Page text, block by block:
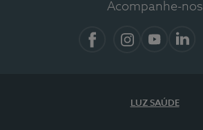
Acompanhe-nos
LUZ SAÚDE